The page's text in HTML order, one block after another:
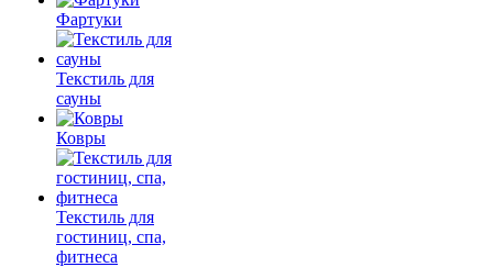
Фартуки
Текстиль для
сауны
Ковры
Текстиль для
гостиниц, спа,
фитнеса